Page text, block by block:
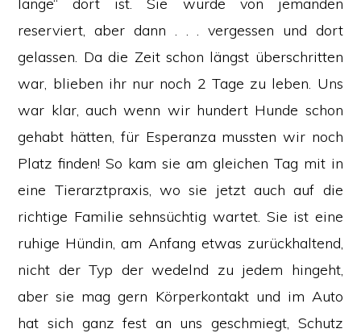
reserviert, aber dann . . . vergessen und dort
gelassen. Da die Zeit schon längst überschritten
war, blieben ihr nur noch 2 Tage zu leben. Uns
war klar, auch wenn wir hundert Hunde schon
gehabt hätten, für Esperanza mussten wir noch
Platz finden! So kam sie am gleichen Tag mit in
eine Tierarztpraxis, wo sie jetzt auch auf die
richtige Familie sehnsüchtig wartet. Sie ist eine
ruhige Hündin, am Anfang etwas zurückhaltend,
nicht der Typ der wedelnd zu jedem hingeht,
aber sie mag gern Körperkontakt und im Auto
hat sich ganz fest an uns geschmiegt, Schutz